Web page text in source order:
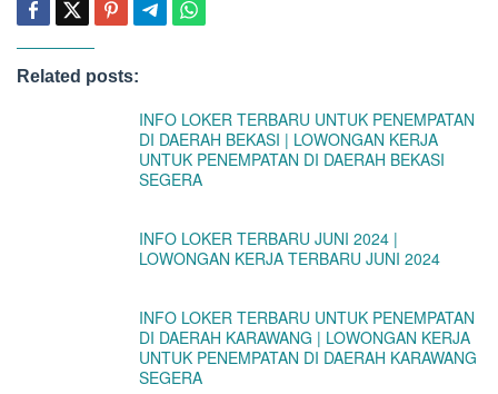
Related posts:
INFO LOKER TERBARU UNTUK PENEMPATAN
DI DAERAH BEKASI | LOWONGAN KERJA
UNTUK PENEMPATAN DI DAERAH BEKASI
SEGERA
INFO LOKER TERBARU JUNI 2024 |
LOWONGAN KERJA TERBARU JUNI 2024
INFO LOKER TERBARU UNTUK PENEMPATAN
DI DAERAH KARAWANG | LOWONGAN KERJA
UNTUK PENEMPATAN DI DAERAH KARAWANG
SEGERA